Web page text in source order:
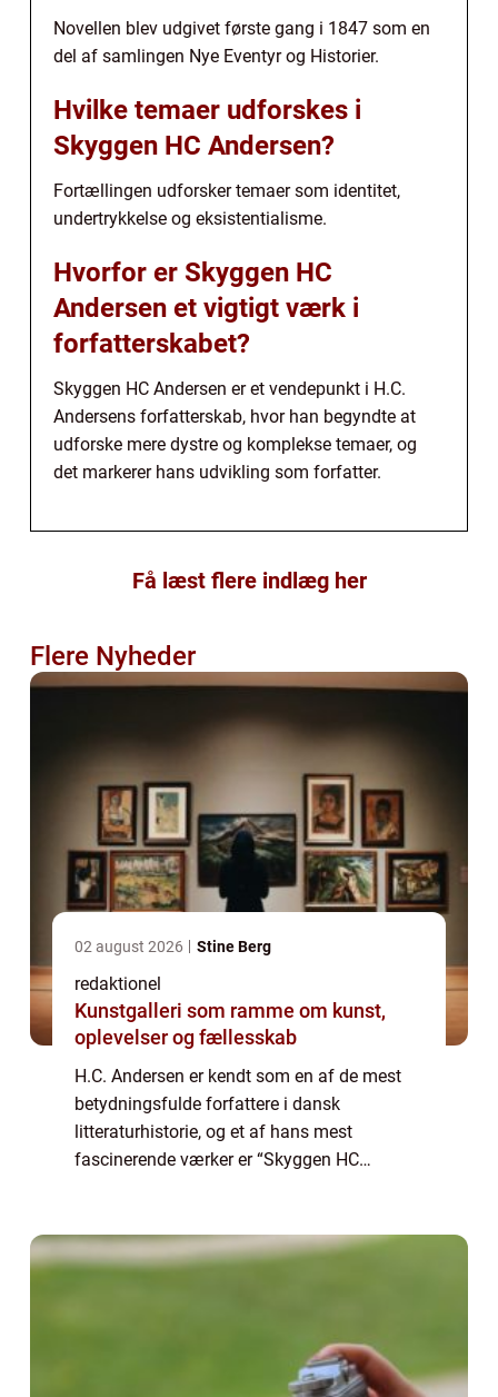
Novellen blev udgivet første gang i 1847 som en
del af samlingen Nye Eventyr og Historier.
Hvilke temaer udforskes i
Skyggen HC Andersen?
Fortællingen udforsker temaer som identitet,
undertrykkelse og eksistentialisme.
Hvorfor er Skyggen HC
Andersen et vigtigt værk i
forfatterskabet?
Skyggen HC Andersen er et vendepunkt i H.C.
Andersens forfatterskab, hvor han begyndte at
udforske mere dystre og komplekse temaer, og
det markerer hans udvikling som forfatter.
Få læst flere indlæg her
Flere Nyheder
02 august 2026 Stine Berg
redaktionel
Kunstgalleri som ramme om kunst,
oplevelser og fællesskab
H.C. Andersen er kendt som en af de mest
betydningsfulde forfattere i dansk
litteraturhistorie, og et af hans mest
fascinerende værker er “Skyggen HC
bemærkelsesværdig...